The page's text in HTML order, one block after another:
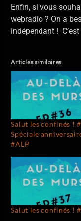
Enfin, si vous
webradio ? On a
indépendant !
Articles similaires
Salut les confinés !
Spéciale
#ALP
Salut les confinés !